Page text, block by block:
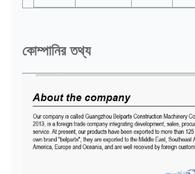
কোম্পানির তথ্য